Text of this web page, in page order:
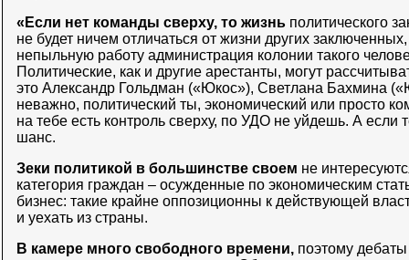
«Если нет команды сверху, то жизнь политического
не будет ничем отличаться от жизни других
непыльную работу администрация колонии такого
Политические, как и другие арестанты, могут
это Александр Гольдман («Юкос»), Светлана Бахмина
неважно, политический ты, экономический или просто
на тебе есть контроль сверху, по УДО не уйдешь. А если
шанс.
Зеки политикой в большинстве своем не
категория граждан – осужденные по экономическим
бизнес: такие крайне оппозиционны к действующей
и уехать из страны.
В камере много свободного времени, поэтому